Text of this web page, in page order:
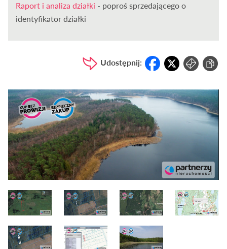
Raport i analiza działki - poproś sprzedającego o
identyfikator działki
Udostępnij: